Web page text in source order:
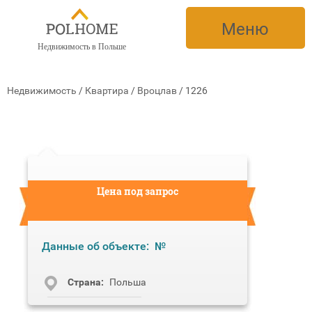
Недвижимость в Польше
Меню
Недвижимость / Квартира / Вроцлав / 1226
Цена под запрос
Данные об объекте: №
Cтрана: Польша